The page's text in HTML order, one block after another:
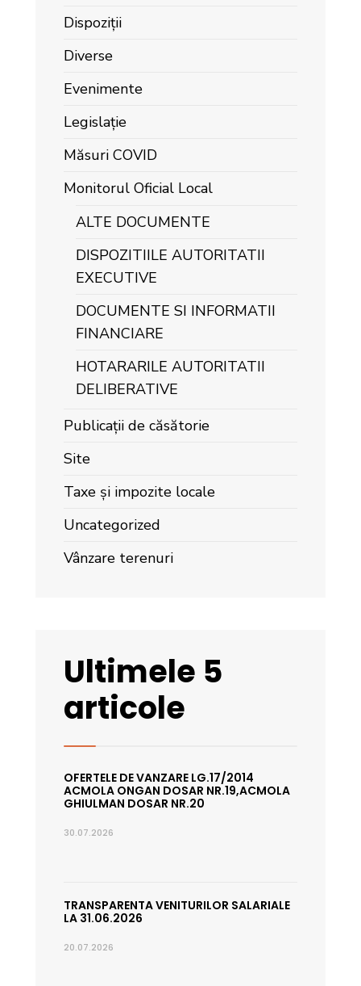
Dispoziții
Diverse
Evenimente
Legislație
Măsuri COVID
Monitorul Oficial Local
ALTE DOCUMENTE
DISPOZITIILE AUTORITATII
EXECUTIVE
DOCUMENTE SI INFORMATII
FINANCIARE
HOTARARILE AUTORITATII
DELIBERATIVE
Publicații de căsătorie
Site
Taxe și impozite locale
Uncategorized
Vânzare terenuri
Ultimele 5
articole
OFERTELE DE VANZARE LG.17/2014
ACMOLA ONGAN DOSAR NR.19,ACMOLA
GHIULMAN DOSAR NR.20
30.07.2026
TRANSPARENTA VENITURILOR SALARIALE
LA 31.06.2026
20.07.2026